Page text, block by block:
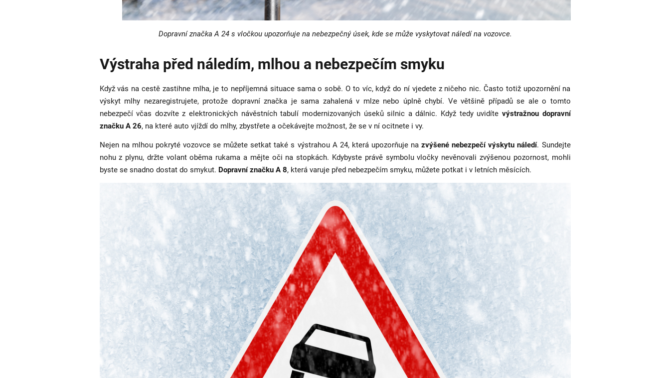
Dopravní značka A 24 s vločkou upozorňuje na nebezpečný úsek, kde se může vyskytovat náledí na vozovce.
Výstraha před náledím, mlhou a nebezpečím smyku
Když vás na cestě zastihne mlha, je to nepříjemná situace sama o sobě. O to víc, když do ní vjedete z ničeho nic. Často totiž upozornění na
výskyt mlhy nezaregistrujete, protože dopravní značka je sama zahalená v mlze nebo úplně chybí. Ve většině případů se ale o tomto
nebezpečí včas dozvíte z elektronických návěstních tabulí modernizovaných úseků silnic a dálnic. Když tedy uvidíte výstražnou dopravní
značku A 26, na které auto vjíždí do mlhy, zbystřete a očekávejte možnost, že se v ní ocitnete i vy.
Nejen na mlhou pokryté vozovce se můžete setkat také s výstrahou A 24, která upozorňuje nazvýšené nebezpečí výskytu náledí. Sundejte
nohu z plynu, držte volant oběma rukama a mějte oči na stopkách. Kdybyste právě symbolu vločky nevěnovali zvýšenou pozornost, mohli
byste se snadno dostat do smykut. Dopravní značku A 8, která varuje před nebezpečím smyku, můžete potkat i v letních měsících.